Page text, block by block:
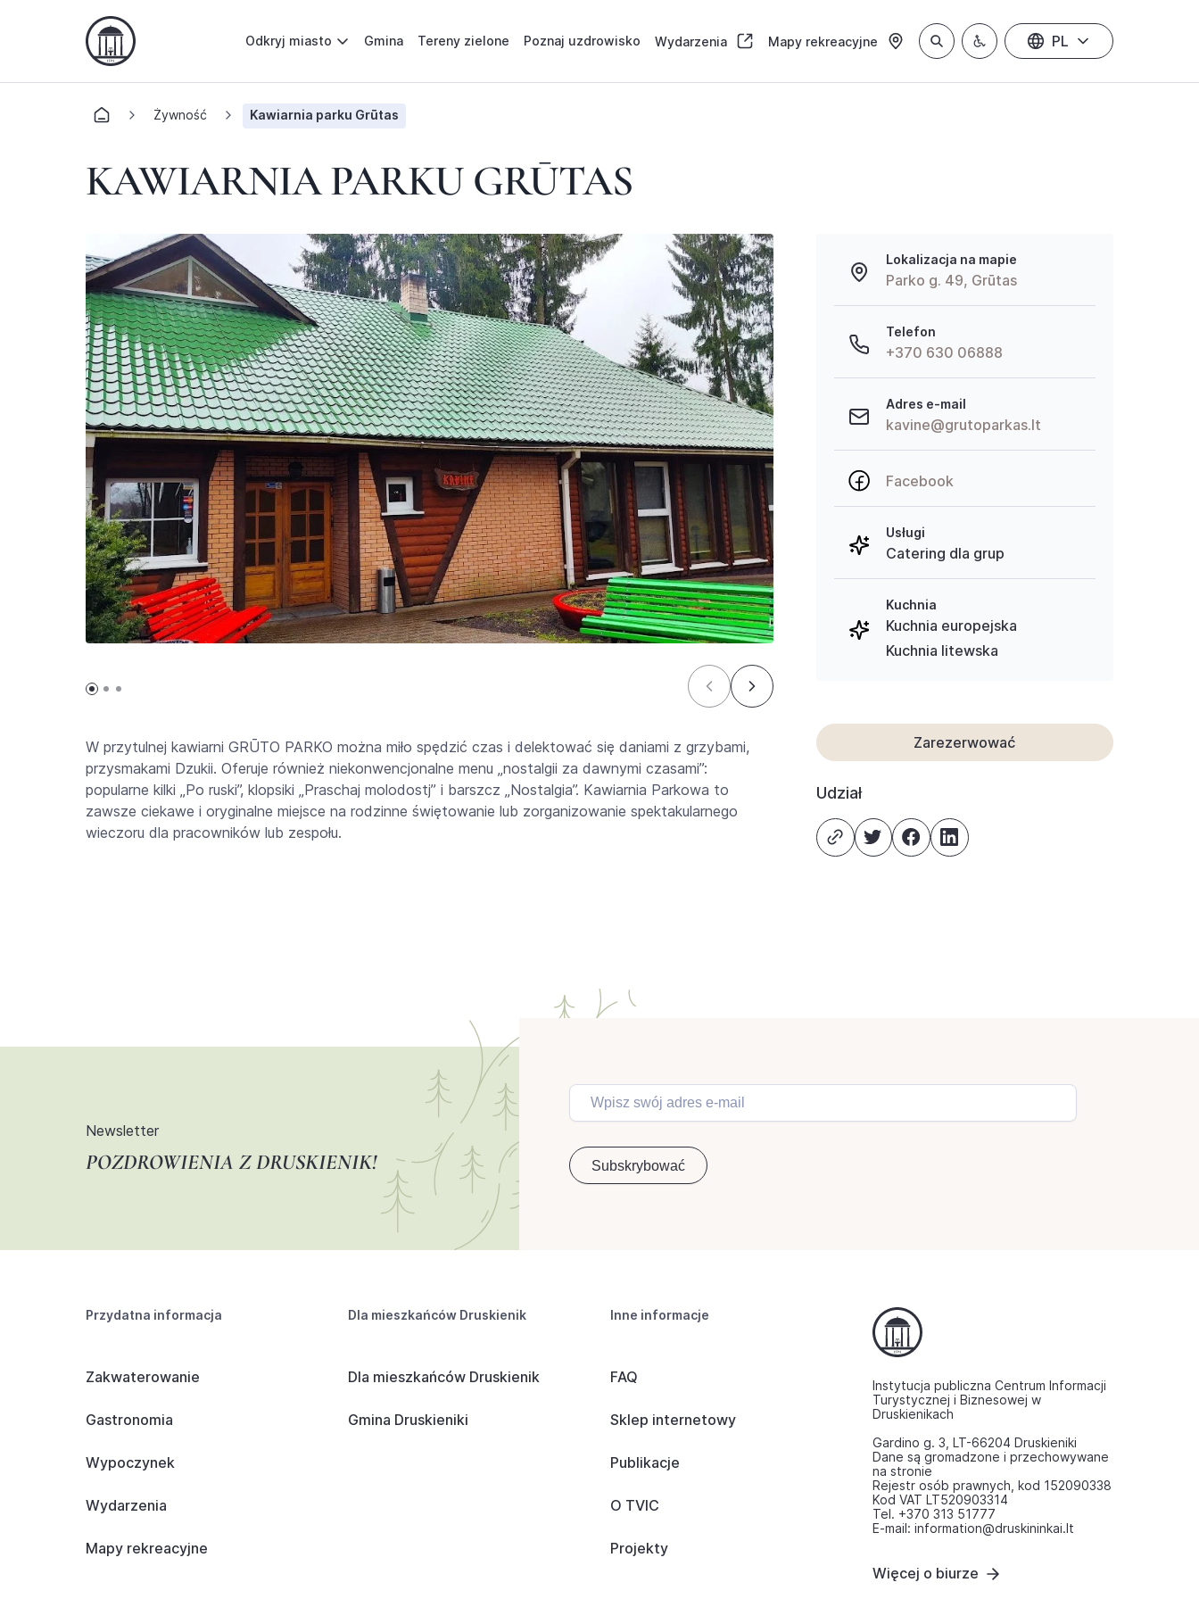
Odkryj miasto Gmina Tereny zielone Poznaj uzdrowisko Wydarzenia Mapy rekreacyjne PL
Żywność Kawiarnia parku Grūtas
KAWIARNIA PARKU GRŪTAS
W przytulnej kawiarni GRŪTO PARKO można miło spędzić czas i delektować się daniami z grzybami,
przysmakami Dzukii. Oferuje również niekonwencjonalne menu „nostalgii za dawnymi czasami”:
popularne kilki „Po ruski”, klopsiki „Praschaj molodostj” i barszcz „Nostalgia”. Kawiarnia Parkowa to
zawsze ciekawe i oryginalne miejsce na rodzinne świętowanie lub zorganizowanie spektakularnego
wieczoru dla pracowników lub zespołu.
Lokalizacja na mapie
Parko g. 49, Grūtas
Telefon
+370 630 06888
Adres e-mail
kavine@grutoparkas.lt
Facebook
Usługi
Catering dla grup
Kuchnia
Kuchnia europejska
Kuchnia litewska
Zarezerwować
Udział
Newsletter
POZDROWIENIA Z DRUSKIENIK!
Przydatna informacja
Zakwaterowanie
Gastronomia
Wypoczynek
Wydarzenia
Mapy rekreacyjne
Dla mieszkańców Druskienik
Dla mieszkańców Druskienik
Gmina Druskieniki
Inne informacje
FAQ
Sklep internetowy
Publikacje
O TVIC
Projekty
Instytucja publiczna Centrum Informacji
Turystycznej i Biznesowej w
Druskienikach
Gardino g. 3, LT-66204 Druskieniki
Dane są gromadzone i przechowywane
na stronie
Rejestr osób prawnych, kod 152090338
Kod VAT LT520903314
Tel. +370 313 51777
E-mail: information@druskininkai.lt
Więcej o biurze